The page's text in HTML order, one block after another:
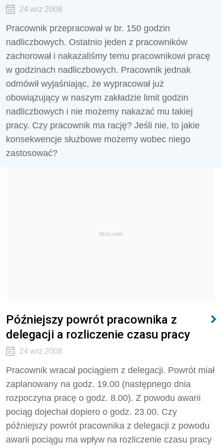
24 wrz 2008
Pracownik przepracował w br. 150 godzin
nadliczbowych. Ostatnio jeden z pracowników
zachorował i nakazaliśmy temu pracownikowi pracę
w godzinach nadliczbowych. Pracownik jednak
odmówił wyjaśniając, że wypracował już
obowiązujący w naszym zakładzie limit godzin
nadliczbowych i nie możemy nakazać mu takiej
pracy. Czy pracownik ma rację? Jeśli nie, to jakie
konsekwencje służbowe możemy wobec niego
zastosować?
REKLAMA
Późniejszy powrót pracownika z
delegacji a rozliczenie czasu pracy
24 wrz 2008
Pracownik wracał pociągiem z delegacji. Powrót miał
zaplanowany na godz. 19.00 (następnego dnia
rozpoczyna pracę o godz. 8.00). Z powodu awarii
pociąg dojechał dopiero o godz. 23.00. Czy
późniejszy powrót pracownika z delegacji z powodu
awarii pociągu ma wpływ na rozliczenie czasu pracy